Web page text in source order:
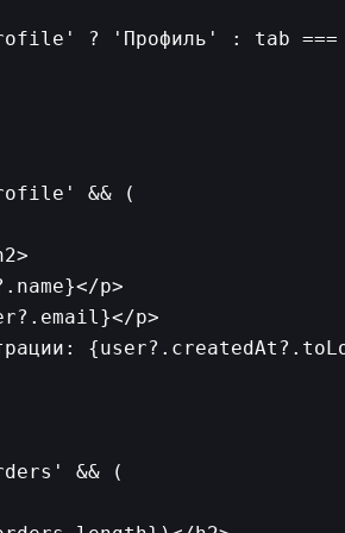
? 'Профиль' : tab
&& (
p>
p>
&& (